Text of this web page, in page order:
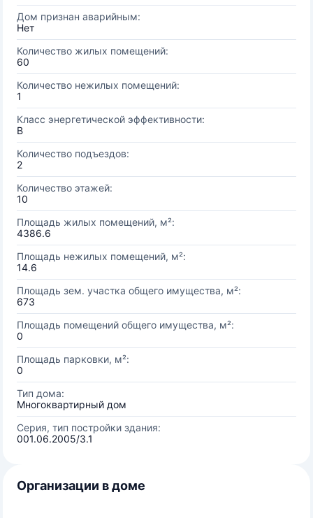
Дом признан аварийным:
Нет
Количество жилых помещений:
60
Количество нежилых помещений:
1
Класс энергетической эффективности:
B
Количество подъездов:
2
Количество этажей:
10
Площадь жилых помещений, м²:
4386.6
Площадь нежилых помещений, м²:
14.6
Площадь зем. участка общего имущества, м²:
673
Площадь помещений общего имущества, м²:
0
Площадь парковки, м²:
0
Тип дома:
Многоквартирный дом
Серия, тип постройки здания:
001.06.2005/3.1
Организации в доме